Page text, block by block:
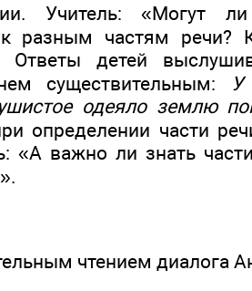
Учитель: «Могут
к разным частям речи?
Ответы детей
существительным:
У
одеяло землю
определении части
«А важно ли знать
чтением диалога